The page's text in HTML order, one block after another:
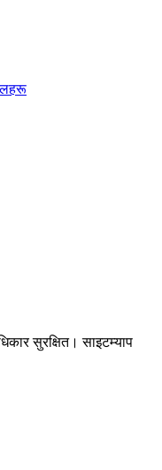
सुरक्षित। साइटम्याप